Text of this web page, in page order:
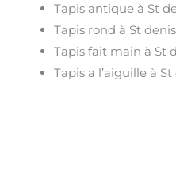
Tapis antique à St
Tapis rond à St
Tapis fait main à St
Tapis a l’aiguille à